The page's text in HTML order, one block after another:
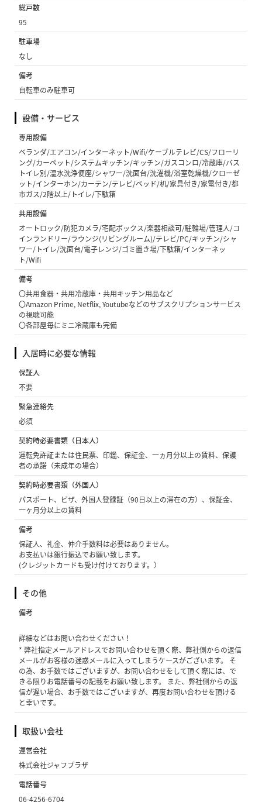
総戸数
95
駐車場
なし
備考
自転車のみ駐車可
設備・サービス
専用設備
ベランダ/エアコン/インターネット/Wifi/ケーブルテレビ/CS/フローリ
ング/カーペット/システムキッチン/キッチン/ガスコンロ/冷蔵庫/バス
トイレ別/温水洗浄便座/シャワー/洗面台/洗濯機/浴室乾燥機/クローゼ
ット/インターホン/カーテン/テレビ/ベッド/机/家具付き/家電付き/都
市ガス/2階以上/トイレ/下駄箱
共用設備
オートロック/防犯カメラ/宅配ボックス/楽器相談可/駐輪場/管理人/コ
インランドリー/ラウンジ(リビングルーム)/テレビ/PC/キッチン/シャ
ワー/トイレ/洗面台/電子レンジ/ゴミ置き場/下駄箱/インターネッ
ト/Wifi
備考
〇共用食器・共用冷蔵庫・共用キッチン用品など
〇Amazon Prime, Netflix, Youtubeなどのサブスクリプションサービス
の視聴可能
〇各部屋毎にミニ冷蔵庫も完備
入居時に必要な情報
保証人
不要
緊急連絡先
必須
契約時必要書類（日本人）
運転免許証または住民票、印鑑、保証金、一ヵ月分以上の賃料、保護
者の承諾（未成年の場合）
契約時必要書類（外国人）
パスポート、ビザ、外国人登録証（90日以上の滞在の方）、保証金、
一ヶ月分以上の賃料
備考
保証人、礼金、仲介手数料は必要はありません。
お支払いは銀行振込でお願い致します。
(クレジットカードも受け付けております。）
その他
備考
詳細などはお問い合わせください！
* 弊社指定メールアドレスでお問い合わせを頂く際、弊社側からの返信
メールがお客様の迷惑メールに入ってしまうケースがございます。 そ
の為、お手数ではございますが、お問い合わせをして頂く際には、で
きる限りお電話番号の記載をお願い致します。 また、弊社側からの返
信が遅い場合、お手数ではございますが、再度お問い合わせを頂ける
と幸いです。
取扱い会社
運営会社
株式会社ジャフプラザ
電話番号
06-4256-6704